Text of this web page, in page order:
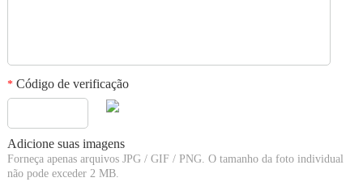
*Código de verificação
Adicione suas imagens
Forneça apenas arquivos JPG / GIF / PNG. O tamanho da foto individual
não pode exceder 2 MB.